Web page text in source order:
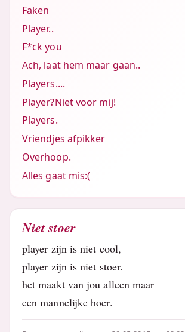
Faken
Player..
F*ck you
Ach, laat hem maar gaan..
Players....
Player?Niet voor mij!
Players.
Vriendjes afpikker
Overhoop.
Alles gaat mis:(
Niet stoer
player zijn is niet cool,
player zijn is niet stoer.
het maakt van jou alleen maar
een mannelijke hoer.